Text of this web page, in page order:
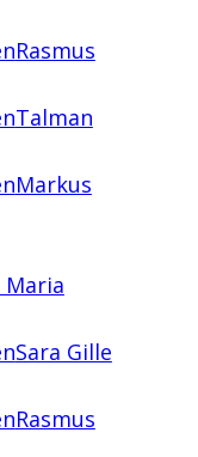
Rasmus
Talman
Markus
Sara Gille
Rasmus